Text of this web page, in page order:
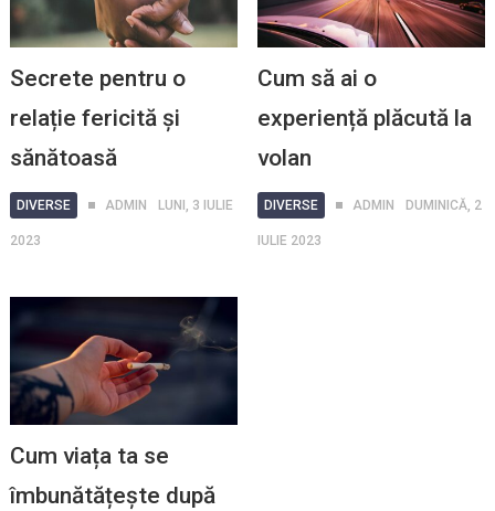
Secrete pentru o
relație fericită și
sănătoasă
DIVERSE ADMIN LUNI, 3 IULIE
2023
Cum să ai o
experiență plăcută la
volan
DIVERSE ADMIN DUMINICĂ, 2
IULIE 2023
Cum viața ta se
îmbunătățește după